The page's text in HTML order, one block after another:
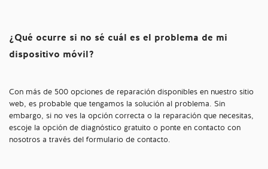
¿Qué ocurre si no sé cuál es el problema de mi
dispositivo móvil?
Con más de 500 opciones de reparación disponibles en nuestro sitio
web, es probable que tengamos la solución al problema. Sin
embargo, si no ves la opción correcta o la reparación que necesitas,
escoje la opción de diagnóstico gratuito o ponte en contacto con
nosotros a través del formulario de contacto.